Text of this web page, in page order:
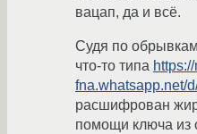
вацап, да и всё.
Судя по
что-то типа
fna.whatsapp.net/
расшифрован
помощи ключа из